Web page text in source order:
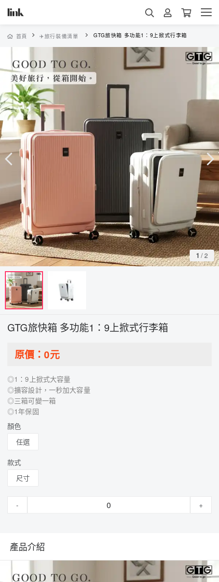
首頁 ✈️旅行裝備清單 GTG旅快箱 多功能1：9上掀式行李箱
1 /2
GTG旅快箱 多功能1：9上掀式行李箱
原價：0元
◎1：9上掀式大容量
◎擴容設計，一秒加大容量
◎三箱可變一箱
◎1年保固
顏色
任選
款式
尺寸
- +
產品介紹